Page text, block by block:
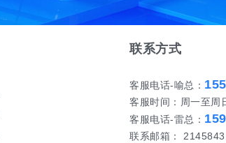
联系方式
客服电话-喻总：
客服时间：周一至
客服电话-雷总：
联系邮箱：